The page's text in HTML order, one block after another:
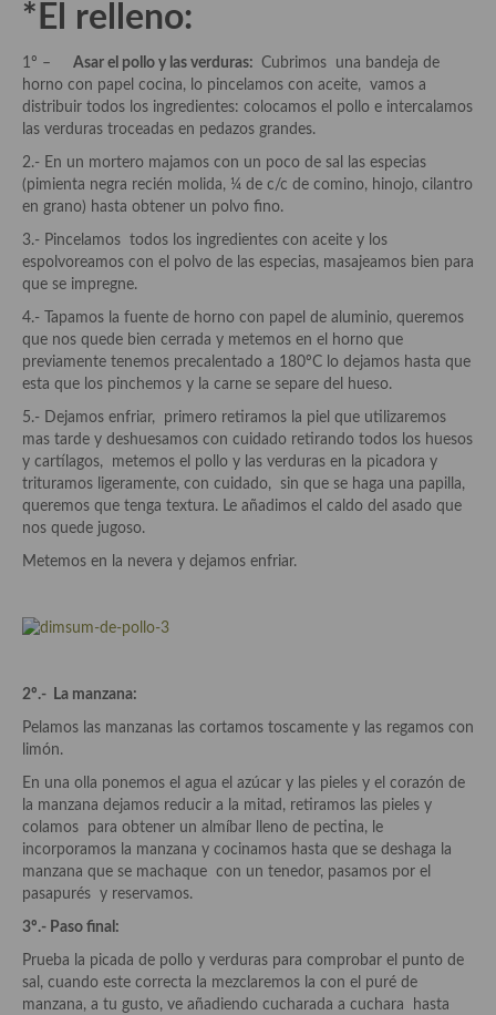
Cocina Azerí (Azerbaiyán)
Cocina de Egipto
Cocina de Tunez
Cocina Tailandesa
Cocina Japonesa
Cocina Vietnamita
Cocina camboyana
Cocina Coreana
Cocina HIndú
Cocina China
Cocina del Pacifico
Cocina de Madagascar
Cocina Sudafrinaca
Cocina Sefardí
Cocina Yoshoku
Cocina callejera
Cocinas de España
*El relleno:
1º – Asar el pollo y las verduras: Cubrimos una bandeja de
horno con papel cocina, lo pincelamos con aceite, vamos a
distribuir todos los ingredientes: colocamos el pollo e intercalamos
las verduras troceadas en pedazos grandes.
2.- En un mortero majamos con un poco de sal las especias
(pimienta negra recién molida, ¼ de c/c de comino, hinojo, cilantro
en grano) hasta obtener un polvo fino.
3.- Pincelamos todos los ingredientes con aceite y los
espolvoreamos con el polvo de las especias, masajeamos bien para
que se impregne.
4.- Tapamos la fuente de horno con papel de aluminio, queremos
que nos quede bien cerrada y metemos en el horno que
previamente tenemos precalentado a 180ºC lo dejamos hasta que
esta que los pinchemos y la carne se separe del hueso.
5.- Dejamos enfriar, primero retiramos la piel que utilizaremos
mas tarde y deshuesamos con cuidado retirando todos los huesos
y cartílagos, metemos el pollo y las verduras en la picadora y
trituramos ligeramente, con cuidado, sin que se haga una papilla,
queremos que tenga textura. Le añadimos el caldo del asado que
nos quede jugoso.
Metemos en la nevera y dejamos enfriar.
2º.- La manzana:
Pelamos las manzanas las cortamos toscamente y las regamos con
limón.
En una olla ponemos el agua el azúcar y las pieles y el corazón de
la manzana dejamos reducir a la mitad, retiramos las pieles y
colamos para obtener un almíbar lleno de pectina, le
incorporamos la manzana y cocinamos hasta que se deshaga la
manzana que se machaque con un tenedor, pasamos por el
pasapurés y reservamos.
3º.- Paso final:
Prueba la picada de pollo y verduras para comprobar el punto de
sal, cuando este correcta la mezclaremos la con el puré de
manzana, a tu gusto, ve añadiendo cucharada a cuchara hasta